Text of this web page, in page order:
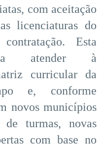
com aceitação
licenciaturas do
Esta
atender à
curricular da
e, conforme
novos municípios
turmas, novas
com base no